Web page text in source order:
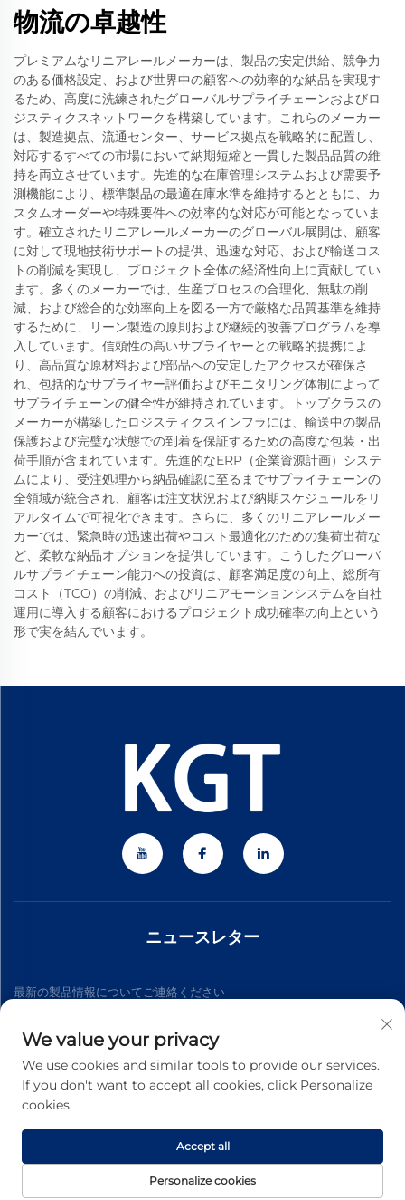
物流の卓越性
プレミアムなリニアレールメーカーは、製品の安定供給、競争力
のある価格設定、および世界中の顧客への効率的な納品を実現す
るため、高度に洗練されたグローバルサプライチェーンおよびロ
ジスティクスネットワークを構築しています。これらのメーカー
は、製造拠点、流通センター、サービス拠点を戦略的に配置し、
対応するすべての市場において納期短縮と一貫した製品品質の維
持を両立させています。先進的な在庫管理システムおよび需要予
測機能により、標準製品の最適在庫水準を維持するとともに、カ
スタムオーダーや特殊要件への効率的な対応が可能となっていま
す。確立されたリニアレールメーカーのグローバル展開は、顧客
に対して現地技術サポートの提供、迅速な対応、および輸送コス
トの削減を実現し、プロジェクト全体の経済性向上に貢献してい
ます。多くのメーカーでは、生産プロセスの合理化、無駄の削
減、および総合的な効率向上を図る一方で厳格な品質基準を維持
するために、リーン製造の原則および継続的改善プログラムを導
入しています。信頼性の高いサプライヤーとの戦略的提携によ
り、高品質な原材料および部品への安定したアクセスが確保さ
れ、包括的なサプライヤー評価およびモニタリング体制によって
サプライチェーンの健全性が維持されています。トップクラスの
メーカーが構築したロジスティクスインフラには、輸送中の製品
保護および完璧な状態での到着を保証するための高度な包装・出
荷手順が含まれています。先進的なERP（企業資源計画）システ
ムにより、受注処理から納品確認に至るまでサプライチェーンの
全領域が統合され、顧客は注文状況および納期スケジュールをリ
アルタイムで可視化できます。さらに、多くのリニアレールメー
カーでは、緊急時の迅速出荷やコスト最適化のための集荷出荷な
ど、柔軟な納品オプションを提供しています。こうしたグローバ
ルサプライチェーン能力への投資は、顧客満足度の向上、総所有
コスト（TCO）の削減、およびリニアモーションシステムを自社
運用に導入する顧客におけるプロジェクト成功確率の向上という
形で実を結んでいます。
ニュースレター
最新の製品情報についてご連絡ください
We value your privacy
We use cookies and similar tools to provide our services.
If you don't want to accept all cookies, click Personalize
cookies.
Personalize cookies
Accept all